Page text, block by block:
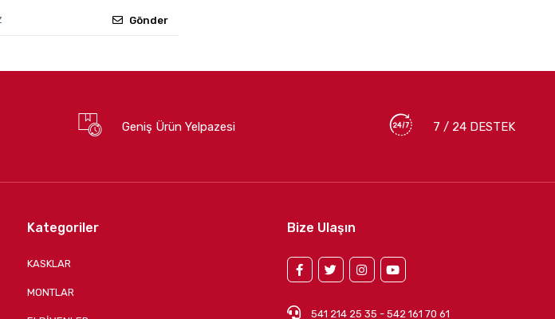
Gönder
Geniş Ürün Yelpazesi 7 / 24 DESTEK
Kategoriler
KASKLAR
MONTLAR
Bize Ulaşın
541 214 25 35 - 542 161 70 61